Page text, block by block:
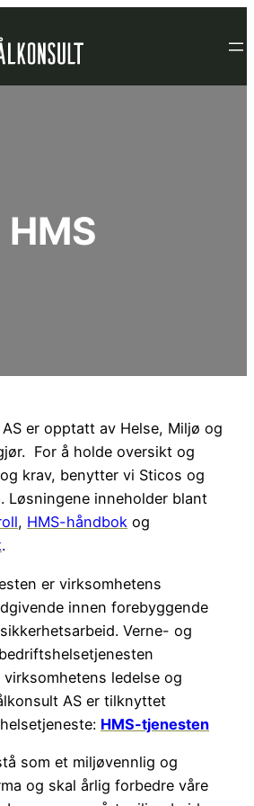
HMS
er opptatt av Helse, Miljø og
For å holde oversikt og
krav, benytter vi Sticos og
Løsningene inneholder blant
, HMS-håndbok og
.
er virksomhetens
innen forebyggende
Verne- og
virksomhetens ledelse og
AS er tilknyttet
HMS-tjenesten
som et miljøvennlig og
og skal årlig forbedre våre